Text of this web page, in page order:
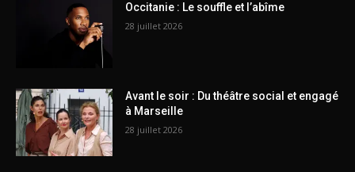
Occitanie : Le souffle et l’abîme
28 juillet 2026
Avant le soir : Du théâtre social et engagé
à Marseille
28 juillet 2026